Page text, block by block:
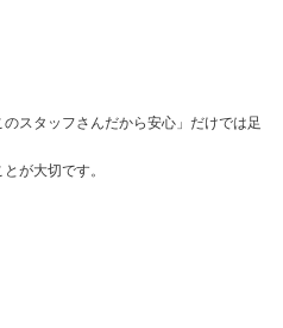
スタッフさんだから安心」だけでは足
が大切です。